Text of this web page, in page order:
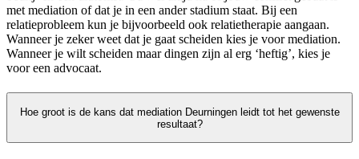
met mediation of dat je in een ander stadium staat. Bij een
relatieprobleem kun je bijvoorbeeld ook relatietherapie aangaan.
Wanneer je zeker weet dat je gaat scheiden kies je voor mediation.
Wanneer je wilt scheiden maar dingen zijn al erg ‘heftig’, kies je
voor een advocaat.
Hoe groot is de kans dat mediation Deurningen leidt tot het gewenste
resultaat?